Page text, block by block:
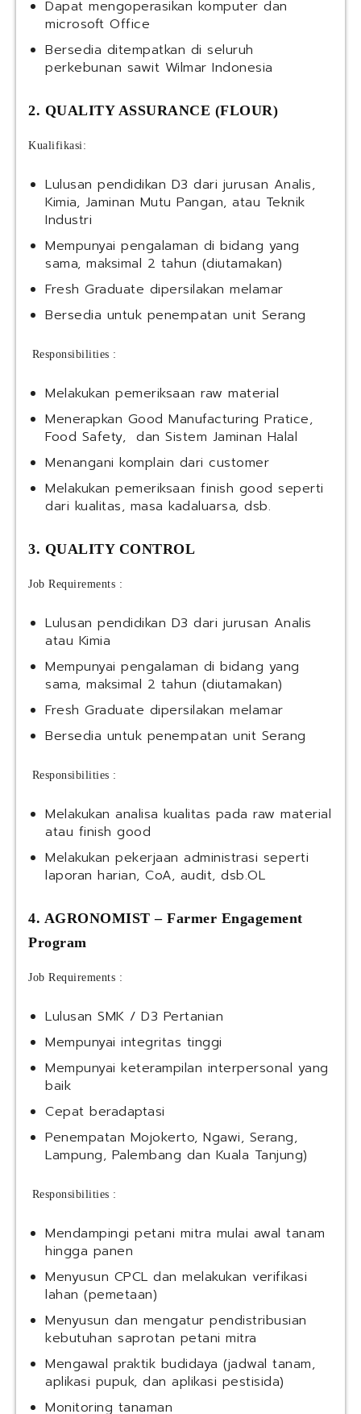
Dapat mengoperasikan komputer dan
microsoft Office
Bersedia ditempatkan di seluruh
perkebunan sawit Wilmar Indonesia
2. QUALITY ASSURANCE (FLOUR)
Kualifikasi:
Lulusan pendidikan D3 dari jurusan Analis,
Kimia, Jaminan Mutu Pangan, atau Teknik
Industri
Mempunyai pengalaman di bidang yang
sama, maksimal 2 tahun (diutamakan)
Fresh Graduate dipersilakan melamar
Bersedia untuk penempatan unit Serang
Responsibilities :
Melakukan pemeriksaan raw material
Menerapkan Good Manufacturing Pratice,
Food Safety, dan Sistem Jaminan Halal
Menangani komplain dari customer
Melakukan pemeriksaan finish good seperti
dari kualitas, masa kadaluarsa, dsb.
3. QUALITY CONTROL
Job Requirements :
Lulusan pendidikan D3 dari jurusan Analis
atau Kimia
Mempunyai pengalaman di bidang yang
sama, maksimal 2 tahun (diutamakan)
Fresh Graduate dipersilakan melamar
Bersedia untuk penempatan unit Serang
Responsibilities :
Melakukan analisa kualitas pada raw material
atau finish good
Melakukan pekerjaan administrasi seperti
laporan harian, CoA, audit, dsb.OL
4. AGRONOMIST – Farmer Engagement
Program
Job Requirements :
Lulusan SMK / D3 Pertanian
Mempunyai integritas tinggi
Mempunyai keterampilan interpersonal yang
baik
Cepat beradaptasi
Penempatan Mojokerto, Ngawi, Serang,
Lampung, Palembang dan Kuala Tanjung)
Responsibilities :
Mendampingi petani mitra mulai awal tanam
hingga panen
Menyusun CPCL dan melakukan verifikasi
lahan (pemetaan)
Menyusun dan mengatur pendistribusian
kebutuhan saprotan petani mitra
Mengawal praktik budidaya (jadwal tanam,
aplikasi pupuk, dan aplikasi pestisida)
Monitoring tanaman